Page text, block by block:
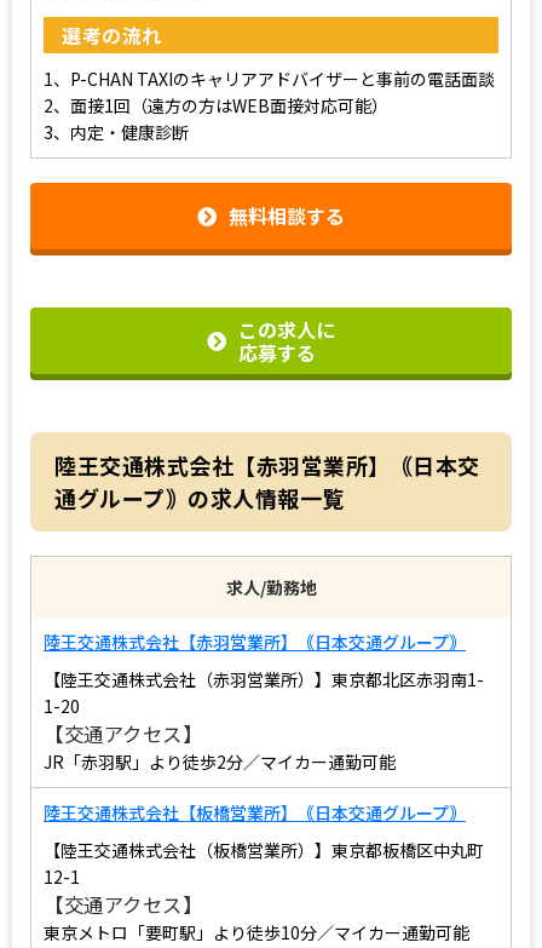
選考の流れ
1、P-CHAN TAXIのキャリアアドバイザーと事前の電話面談
2、面接1回（遠方の方はWEB面接対応可能）
3、内定・健康診断
無料相談する
この求人に
応募する
陸王交通株式会社【⾚⽻営業所】｟日本交
通グループ｠の求人情報一覧
求人/勤務地
陸王交通株式会社【⾚⽻営業所】｟日本交通グループ｠
【陸王交通株式会社（⾚⽻営業所）】東京都北区⾚⽻南1-
1-20
【交通アクセス】
JR「赤羽駅」より徒歩2分／マイカー通勤可能
陸王交通株式会社【板橋営業所】｟日本交通グループ｠
【陸王交通株式会社（板橋営業所）】東京都板橋区中丸町
12-1
【交通アクセス】
東京メトロ「要町駅」より徒歩10分／マイカー通勤可能